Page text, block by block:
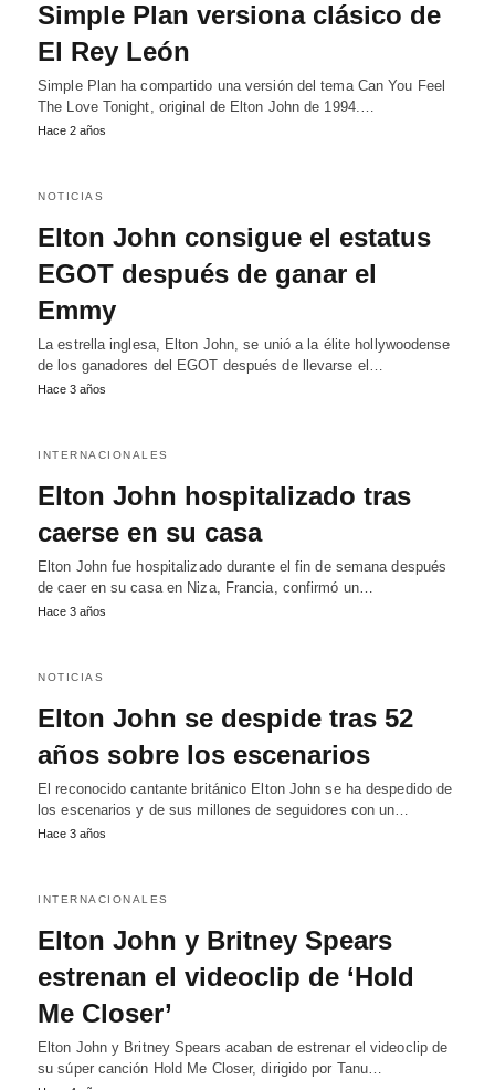
Simple Plan versiona clásico de
El Rey León
Simple Plan ha compartido una versión del tema Can You Feel
The Love Tonight, original de Elton John de 1994.…
Hace 2 años
NOTICIAS
Elton John consigue el estatus
EGOT después de ganar el
Emmy
La estrella inglesa, Elton John, se unió a la élite hollywoodense
de los ganadores del EGOT después de llevarse el…
Hace 3 años
INTERNACIONALES
Elton John hospitalizado tras
caerse en su casa
Elton John fue hospitalizado durante el fin de semana después
de caer en su casa en Niza, Francia, confirmó un…
Hace 3 años
NOTICIAS
Elton John se despide tras 52
años sobre los escenarios
El reconocido cantante británico Elton John se ha despedido de
los escenarios y de sus millones de seguidores con un…
Hace 3 años
INTERNACIONALES
Elton John y Britney Spears
estrenan el videoclip de ‘Hold
Me Closer’
Elton John y Britney Spears acaban de estrenar el videoclip de
su súper canción Hold Me Closer, dirigido por Tanu…